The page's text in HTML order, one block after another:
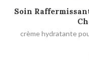
Soin
crème hydratante